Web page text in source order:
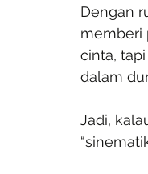
Dengan
memberi
cinta,
dalam
Jadi,